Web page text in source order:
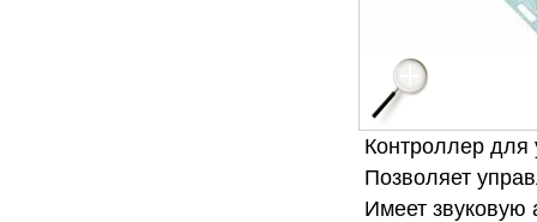
Контроллер для
Позволяет
Имеет звуковую